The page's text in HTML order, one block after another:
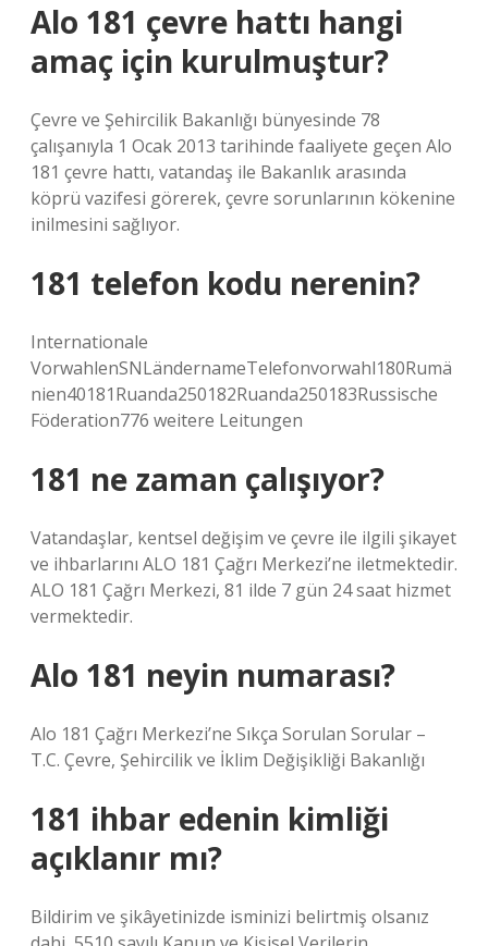
Alo 181 çevre hattı hangi
amaç için kurulmuştur?
Çevre ve Şehircilik Bakanlığı bünyesinde 78
çalışanıyla 1 Ocak 2013 tarihinde faaliyete geçen Alo
181 çevre hattı, vatandaş ile Bakanlık arasında
köprü vazifesi görerek, çevre sorunlarının kökenine
inilmesini sağlıyor.
181 telefon kodu nerenin?
Internationale
VorwahlenSNLändernameTelefonvorwahl180Rumä
nien40181Ruanda250182Ruanda250183Russische
Föderation776 weitere Leitungen
181 ne zaman çalışıyor?
Vatandaşlar, kentsel değişim ve çevre ile ilgili şikayet
ve ihbarlarını ALO 181 Çağrı Merkezi’ne iletmektedir.
ALO 181 Çağrı Merkezi, 81 ilde 7 gün 24 saat hizmet
vermektedir.
Alo 181 neyin numarası?
Alo 181 Çağrı Merkezi’ne Sıkça Sorulan Sorular –
T.C. Çevre, Şehircilik ve İklim Değişikliği Bakanlığı
181 ihbar edenin kimliği
açıklanır mı?
Bildirim ve şikâyetinizde isminizi belirtmiş olsanız